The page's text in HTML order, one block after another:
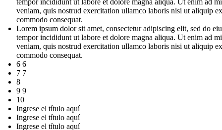
tempor incididunt ut labore et dolore magna aliqua. Ut enim ad
veniam, quis nostrud exercitation ullamco laboris nisi ut aliquip
commodo consequat.
Lorem ipsum dolor sit amet, consectetur adipiscing elit, sed do
tempor incididunt ut labore et dolore magna aliqua. Ut enim ad
veniam, quis nostrud exercitation ullamco laboris nisi ut aliquip
commodo consequat.
6 6
7 7
8
9 9
10
Ingrese el título aquí
Ingrese el título aquí
Ingrese el título aquí